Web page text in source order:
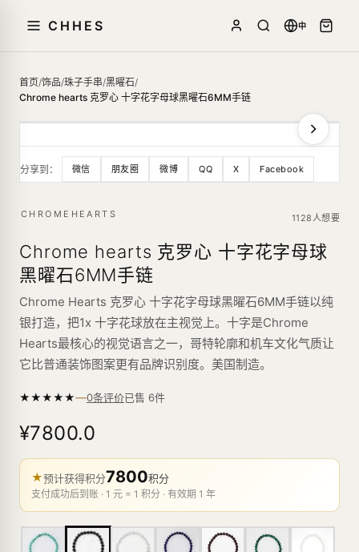
CHHES 中
首页/饰品/珠子手串/黑曜石/
Chrome hearts 克罗心 十字花字母球黑曜石6MM手链
分享到： 微信 朋友圈 微博 QQ X Facebook
CHROMEHEARTS 1128人想要
Chrome hearts 克罗心 十字花字母球
黑曜石6MM手链
Chrome Hearts 克罗心 十字花字母球黑曜石6MM手链以纯
银打造，把1x 十字花球放在主视觉上。十字是Chrome
Hearts最核心的视觉语言之一，哥特轮廓和机车文化气质让
它比普通装饰图案更有品牌识别度。美国制造。
★★★★★—0条评价已售 6件
¥7800.0
★预计获得积分7800积分
支付成功后到账 · 1 元 = 1 积分 · 有效期 1 年